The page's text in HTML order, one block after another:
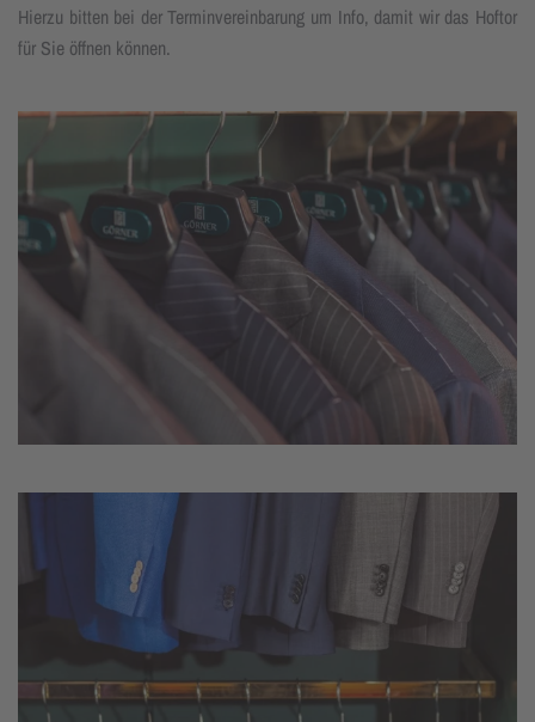
Hierzu bitten bei der Terminvereinbarung um Info, damit wir das Hoftor
für Sie öffnen können.